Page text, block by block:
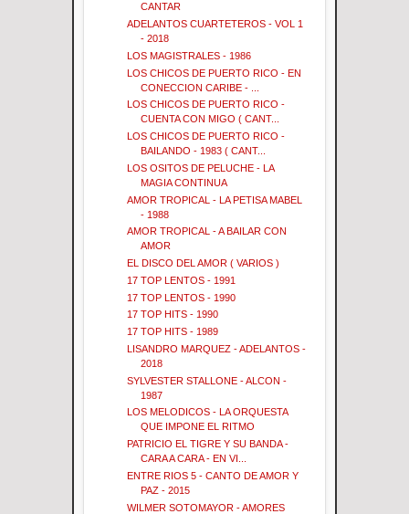
CANTAR
ADELANTOS CUARTETEROS - VOL 1
- 2018
LOS MAGISTRALES - 1986
LOS CHICOS DE PUERTO RICO - EN
CONECCION CARIBE - ...
LOS CHICOS DE PUERTO RICO -
CUENTA CON MIGO ( CANT...
LOS CHICOS DE PUERTO RICO -
BAILANDO - 1983 ( CANT...
LOS OSITOS DE PELUCHE - LA
MAGIA CONTINUA
AMOR TROPICAL - LA PETISA MABEL
- 1988
AMOR TROPICAL - A BAILAR CON
AMOR
EL DISCO DEL AMOR ( VARIOS )
17 TOP LENTOS - 1991
17 TOP LENTOS - 1990
17 TOP HITS - 1990
17 TOP HITS - 1989
LISANDRO MARQUEZ - ADELANTOS -
2018
SYLVESTER STALLONE - ALCON -
1987
LOS MELODICOS - LA ORQUESTA
QUE IMPONE EL RITMO
PATRICIO EL TIGRE Y SU BANDA -
CARA A CARA - EN VI...
ENTRE RIOS 5 - CANTO DE AMOR Y
PAZ - 2015
WILMER SOTOMAYOR - AMORES